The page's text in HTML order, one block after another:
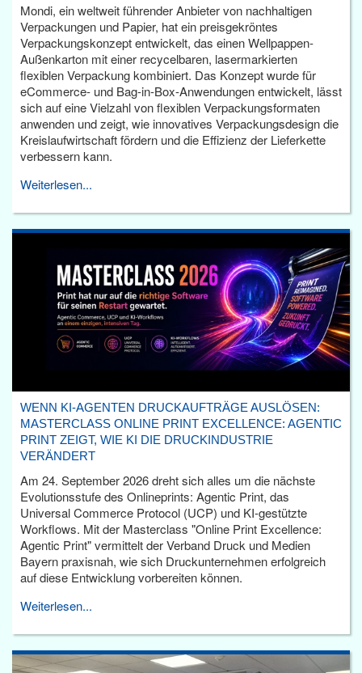
Mondi, ein weltweit führender Anbieter von nachhaltigen
Verpackungen und Papier, hat ein preisgekröntes
Verpackungskonzept entwickelt, das einen Wellpappen-
Außenkarton mit einer recycelbaren, lasermarkierten
flexiblen Verpackung kombiniert. Das Konzept wurde für
eCommerce- und Bag-in-Box-Anwendungen entwickelt, lässt
sich auf eine Vielzahl von flexiblen Verpackungsformaten
anwenden und zeigt, wie innovatives Verpackungsdesign die
Kreislaufwirtschaft fördern und die Effizienz der Lieferkette
verbessern kann.
Weiterlesen...
WENN KI-AGENTEN DRUCKAUFTRÄGE AUSLÖSEN:
MASTERCLASS ONLINE PRINT EXCELLENCE: AGENTIC
PRINT ZEIGT, WIE KI DIE DRUCKINDUSTRIE
VERÄNDERT
Am 24. September 2026 dreht sich alles um die nächste
Evolutionsstufe des Onlineprints: Agentic Print, das
Universal Commerce Protocol (UCP) und KI-gestützte
Workflows. Mit der Masterclass "Online Print Excellence:
Agentic Print" vermittelt der Verband Druck und Medien
Bayern praxisnah, wie sich Druckunternehmen erfolgreich
auf diese Entwicklung vorbereiten können.
Weiterlesen...